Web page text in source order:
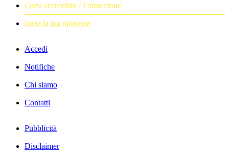
Corsi accreditati / Formazione
Invia la tua opinione
Accedi
Notifiche
Chi siamo
Contatti
Pubblicità
Disclaimer